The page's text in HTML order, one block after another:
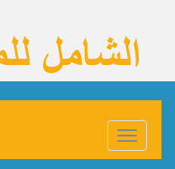
Toggle
navigation